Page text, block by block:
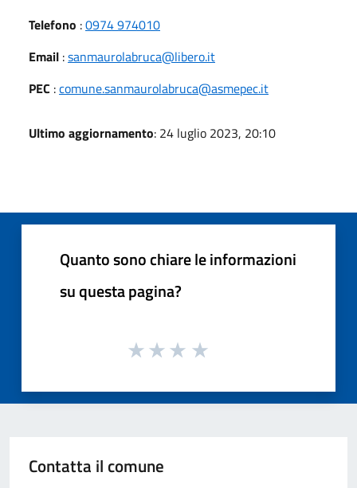
Telefono :0974 974010
Email :sanmaurolabruca@libero.it
PEC :comune.sanmaurolabruca@asmepec.it
Ultimo aggiornamento: 24 luglio 2023, 20:10
Quanto sono chiare le informazioni
su questa pagina?
Contatta il comune